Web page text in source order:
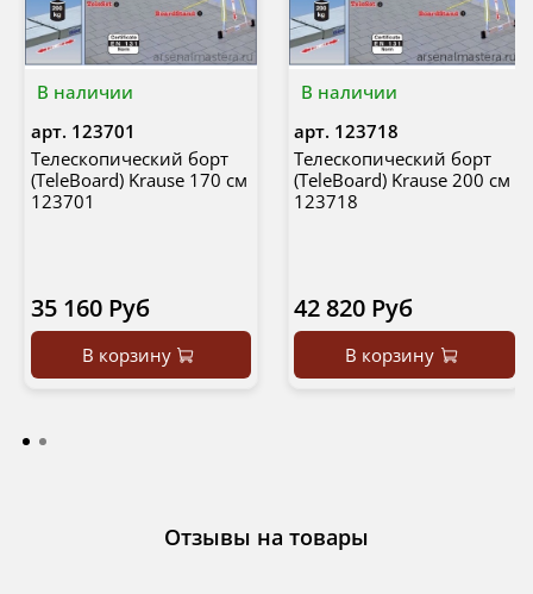
В наличии
арт. 123701
Телескопический борт
(TeleBoard) Krause 170 см
123701
35 160 Руб
В корзину
В наличии
арт. 123718
Телескопический борт
(TeleBoard) Krause 200 см
123718
42 820 Руб
В корзину
Отзывы на товары